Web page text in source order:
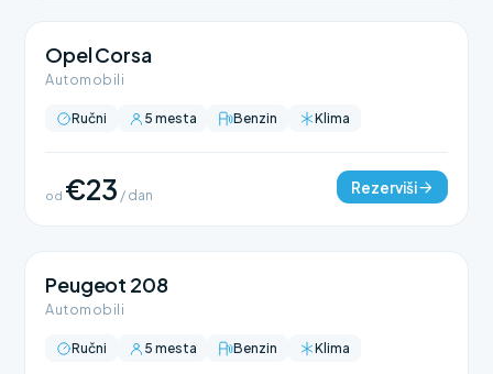
Opel Corsa
Automobili
Ručni 5 mesta Benzin Klima
od €23 / dan Rezerviši
Peugeot 208
Automobili
Ručni 5 mesta Benzin Klima